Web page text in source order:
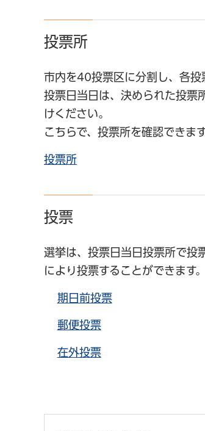
投票所
市内を40投票区に分割し、各投
投票日当日は、決められた投票
けください。
こちらで、投票所を確認できます
投票所
投票
選挙は、投票日当日投票所で投
により投票することができます。
期日前投票
郵便投票
在外投票